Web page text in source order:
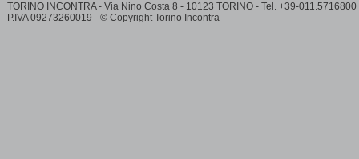
TORINO INCONTRA - Via Nino Costa 8 - 10123 TORINO - Tel. +39-011.5716800
P.IVA 09273260019 - © Copyright Torino Incontra